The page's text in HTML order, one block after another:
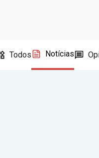
Todos Notícias